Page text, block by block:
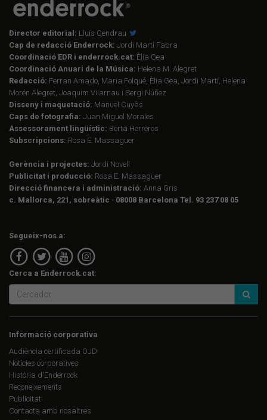
Director editorial: Lluís Gendrau
Cap de redacció Enderrock: Jordi Martí Fabra
Coordinació EDR i enderrock.cat: Èlia Gea
Coordinació Anuari de la Música: Helena M. Alegret
Redacció: Ferran Amado, Maria Folqué, Èlia Gea, Jordi Martí, Helena
Morén Alegret, Joaquim Vilarnau i Sergi Núñez
Disseny i maquetació: Manuel Cuyàs
Caps de fotografia: Juan Miguel Morales
Assessorament lingüístic: Berta Herreros
Subscripcions: Rosa E. Massaguer
Gerència i projectes: Jordi Novell
Publicitat i producció: Rosa E. Massaguer
Direcció financera i administració: Anna Gris
c. Mallorca, 221, sobreàtic · 08008 Barcelona Tel. 93 237 08 05
Segueix-nos a:
Cerca a Enderrock.cat:
Informació corporativa
Audiència certificada OJD
Notícies corporatives
Història d'Enderrock
Reconeixements
Publicitat
Contacta amb nosaltres